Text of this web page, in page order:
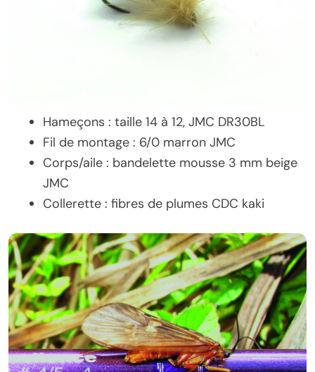
Hameçons : taille 14 à 12, JMC DR30BL
Fil de montage : 6/0 marron JMC
Corps/aile : bandelette mousse 3 mm beige
JMC
Collerette : fibres de plumes CDC kaki